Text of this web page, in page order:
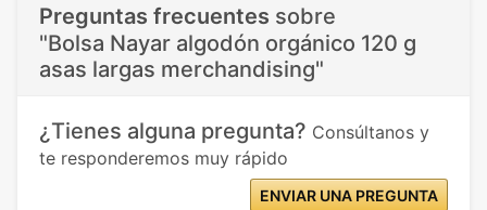
Preguntas frecuentes sobre
"Bolsa Nayar algodón orgánico 120 g
asas largas merchandising"
¿Tienes alguna pregunta? Consúltanos y
te responderemos muy rápido
ENVIAR UNA PREGUNTA